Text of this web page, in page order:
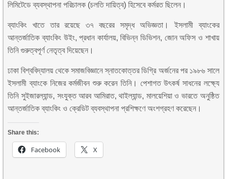
লিমিটেডে ব্যবস্থাপনা পরিচালক (চলতি দায়িত্ব) হিসেবে কর্মরত ছিলেন।
ব্যাংকিং খাতে তার রয়েছে ৩৭ বছরের সমৃদ্ধ অভিজ্ঞতা। ইসলামী ব্যাংকের
আন্তর্জাতিক ব্যাংকিং উইং, প্রধান কার্যালয়, বিভিন্ন ডিভিশন, জোন অফিস ও শাখায়
তিনি গুরুত্বপূর্ণ নেতৃত্ব দিয়েছেন।
ঢাকা বিশ্ববিদ্যালয় থেকে সমাজবিজ্ঞানে স্নাতকোত্তর ডিগ্রি অর্জনের পর ১৯৮৬ সালে
ইসলামী ব্যাংকে নিজের কর্মজীবন শুরু করেন তিনি। পেশাগত উৎকর্ষ সাধনের লক্ষ্যে
তিনি সুইজারল্যান্ড, সংযুক্ত আরব আমিরাত, থাইল্যান্ড, মালয়েশিয়া ও ভারতে অনুষ্ঠিত
আন্তর্জাতিক ব্যাংকিং ও ক্রেডিট ব্যবস্থাপনা প্রশিক্ষণে অংশগ্রহণ করেছেন।
Share this:
Facebook X